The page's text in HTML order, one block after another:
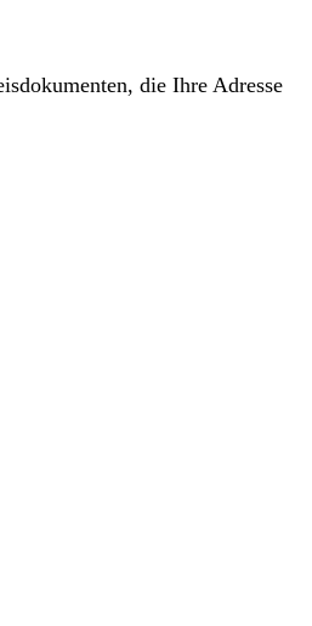
die Ihre Adresse